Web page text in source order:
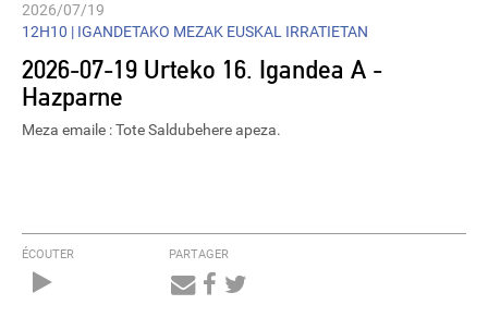
2026/07/19
12H10 | IGANDETAKO MEZAK EUSKAL IRRATIETAN
2026-07-19 Urteko 16. Igandea A -
Hazparne
Meza emaile : Tote Saldubehere apeza.
ÉCOUTER PARTAGER